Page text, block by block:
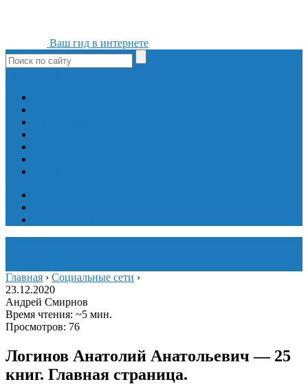
Ваш гид в интернете
Главная › Социальные сети ›
23.12.2020
Андрей Смирнов
Время чтения: ~5 мин.
Просмотров: 76
Логинов Анатолий Анатольевич — 25
книг. Главная страница.